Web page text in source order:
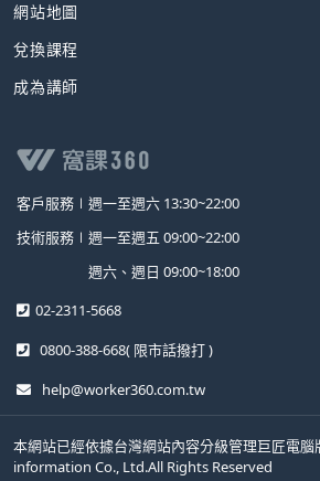
網站地圖
兌換課程
成為講師
客戶服務∣ 週一至週六 13:30~22:00
技術服務∣ 週一至週五 09:00~22:00
週六、週日 09:00~18:00
02-2311-5668
0800-388-668( 限市話撥打 )
help@worker360.com.tw
本網站已經依據台灣網站內容分級管理巨匠電
information Co., Ltd.All Rights Reserved